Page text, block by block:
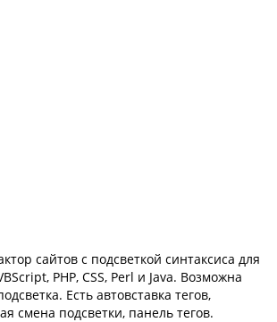
сайтов с подсветкой синтаксиса для
PHP, CSS, Perl и Java. Возможна
Есть автовставка тегов,
смена подсветки, панель тегов.